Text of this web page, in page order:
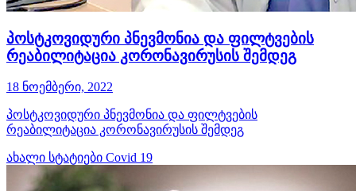
პოსტკოვიდური პნევმონია და ფილტვების
რეაბილიტაცია კორონავირუსის შემდეგ
18 ნოემბერი, 2022
პოსტკოვიდური პნევმონია და ფილტვების
რეაბილიტაცია კორონავირუსის შემდეგ
ახალი სტატიები Covid 19